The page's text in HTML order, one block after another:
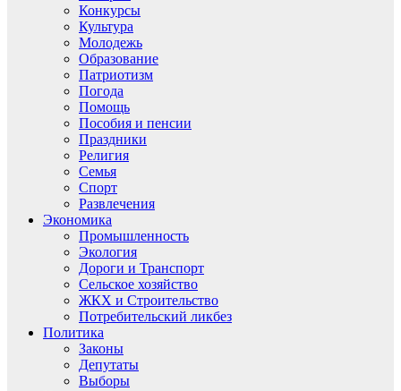
Конкурсы
Культура
Молодежь
Образование
Патриотизм
Погода
Помощь
Пособия и пенсии
Праздники
Религия
Семья
Спорт
Развлечения
Экономика
Промышленность
Экология
Дороги и Транспорт
Сельское хозяйство
ЖКХ и Строительство
Потребительский ликбез
Политика
Законы
Депутаты
Выборы